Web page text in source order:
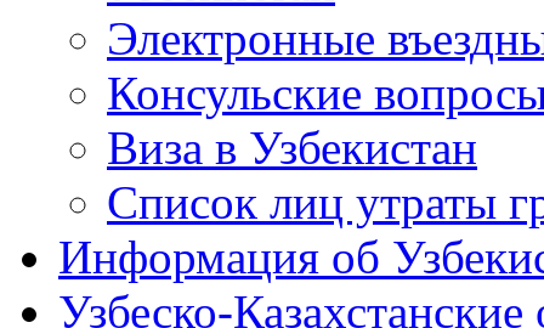
Электронные
Консульские
Виза в Узбекистан
Список лиц утраты
Информация об
Узбеско-